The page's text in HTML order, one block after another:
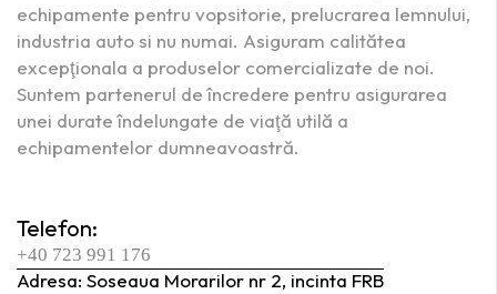
echipamente pentru vopsitorie, prelucrarea lemnului,
industria auto si nu numai. Asiguram calitătea
excepţionala a produselor comercializate de noi.
Suntem partenerul de încredere pentru asigurarea
unei durate îndelungate de viaţă utilă a
echipamentelor dumneavoastră.
Telefon:
+40 723 991 176
Adresa: Soseaua Morarilor nr 2, incinta FRB